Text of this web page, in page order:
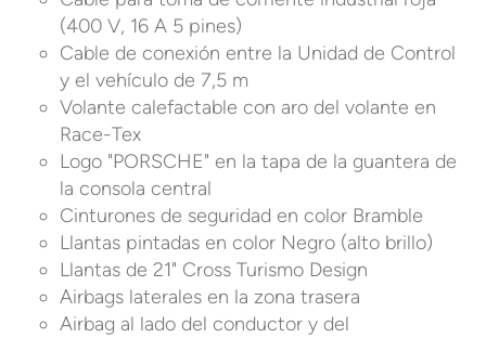
(400 V, 16 A 5 pines)
Cable de conexión entre la Unidad de Control
y el vehículo de 7,5 m
Volante calefactable con aro del volante en
Race-Tex
Logo "PORSCHE" en la tapa de la guantera de
la consola central
Cinturones de seguridad en color Bramble
Llantas pintadas en color Negro (alto brillo)
Llantas de 21" Cross Turismo Design
Airbags laterales en la zona trasera
Airbag al lado del conductor y del